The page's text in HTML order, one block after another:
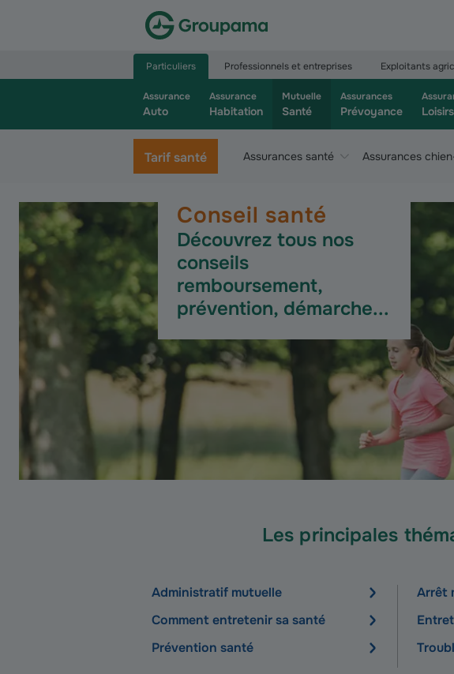
Particuliers Professionnels et entreprises Exploitants
Assurance
Auto
Assurance
Habitation
Mutuelle
Santé
Assurances
Prévoyance Loisirs
Tarif santé Assurances santé Assurances
Conseil santé
Découvrez tous nos
conseils
remboursement,
prévention, démarche...
Les principales
Administratif mutuelle
Comment entretenir sa santé
Prévention santé
Arrêt